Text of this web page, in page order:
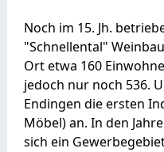
Noch im 15. Jh.
"Schnellental"
Ort etwa 160
jedoch nur noch 536.
Endingen die ersten
Möbel) an. In den
sich ein